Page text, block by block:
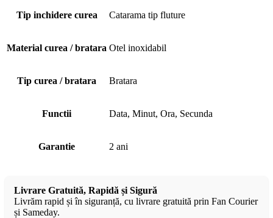
Tip inchidere curea Catarama tip fluture
Material curea / bratara Otel inoxidabil
Tip curea / bratara Bratara
Functii Data, Minut, Ora, Secunda
Garantie 2 ani
Livrare Gratuită, Rapidă și Sigură
Livrăm rapid și în siguranță, cu livrare gratuită prin Fan Courier
și Sameday.